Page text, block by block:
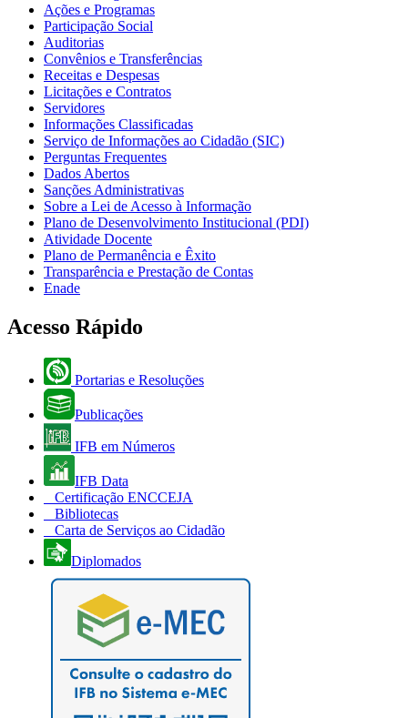
Ações e Programas
Participação Social
Auditorias
Convênios e Transferências
Receitas e Despesas
Licitações e Contratos
Servidores
Informações Classificadas
Serviço de Informações ao Cidadão (SIC)
Perguntas Frequentes
Dados Abertos
Sanções Administrativas
Sobre a Lei de Acesso à Informação
Plano de Desenvolvimento Institucional (PDI)
Atividade Docente
Plano de Permanência e Êxito
Transparência e Prestação de Contas
Enade
Acesso Rápido
Portarias e Resoluções
Publicações
IFB em Números
IFB Data
Certificação ENCCEJA
Bibliotecas
Carta de Serviços ao Cidadão
Diplomados